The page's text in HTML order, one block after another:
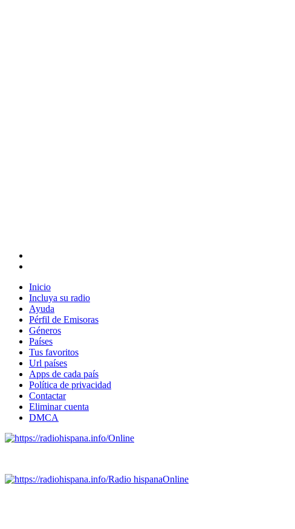
Inicio
Incluya su radio
Ayuda
Pérfil de Emisoras
Géneros
Países
Tus favoritos
Url países
Apps de cada país
Política de privacidad
Contactar
Eliminar cuenta
DMCA
Online
Radio hispanaOnline